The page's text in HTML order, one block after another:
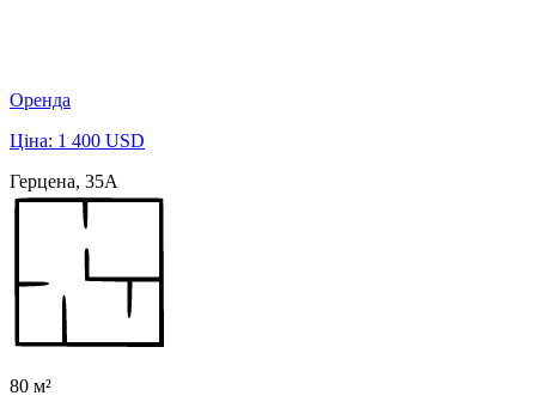
Оренда
Ціна: 1 400 USD
Герцена, 35А
80 м²